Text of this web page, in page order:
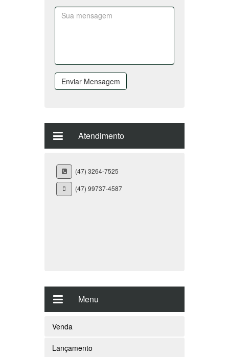
Enviar Mensagem
Atendimento
(47) 3264-7525
(47) 99737-4587
Menu
Venda
Lançamento